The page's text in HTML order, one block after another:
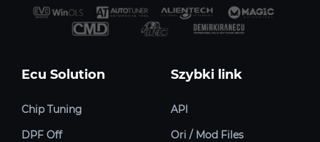
Ecu Solution
Chip Tuning
DPF Off
Szybki link
API
Ori / Mod Files